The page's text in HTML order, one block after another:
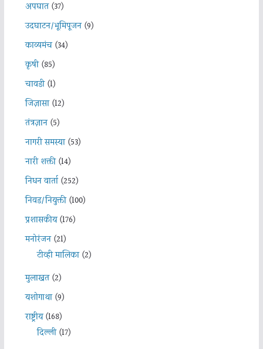
अपघात(37)
उदघाटन/भूमिपूजन(9)
काव्यमंच(34)
कृषी(85)
चावडी(1)
जिज्ञासा(12)
तंत्रज्ञान(5)
नागरी समस्या(53)
नारी शक्ती(14)
निधन वार्ता(252)
निवड/नियुक्ती(100)
प्रशासकीय(176)
मनोरंजन(21)
टीव्ही मालिका(2)
मुलाखत(2)
यशोगाथा(9)
राष्ट्रीय(168)
दिल्ली(17)